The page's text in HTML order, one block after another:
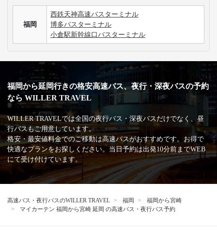
福岡
西鉄天神高速バスターミナル
博多バスターミナル
小倉駅新幹線口バスターミナル
福岡から延岡行きの格安高速バス、夜行・深夜バスの予約
なら WILLER TRAVEL
WILLER TRAVELでは全国の夜行バス・深夜バスだけでなく、昼
行バスもご用意しています。
格安・最安値料金でのご移動は高速バスがおすすめです。お得で
快適なプランをお探しください。当日予約は出発10分前までWEB
にて受け付けています。
高速バス・夜行バスのWILLER TRAVEL 福岡
福岡から宮崎
マイカーテン 福岡から宮崎 延岡 の高速バス・夜行バス予約